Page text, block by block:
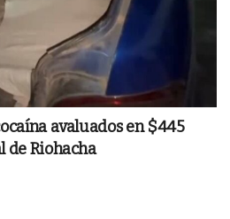
avaluados en $445
de Riohacha